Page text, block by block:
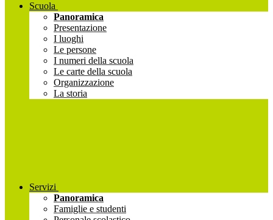
Scuola
Panoramica
Presentazione
I luoghi
Le persone
I numeri della scuola
Le carte della scuola
Organizzazione
La storia
Servizi
Panoramica
Famiglie e studenti